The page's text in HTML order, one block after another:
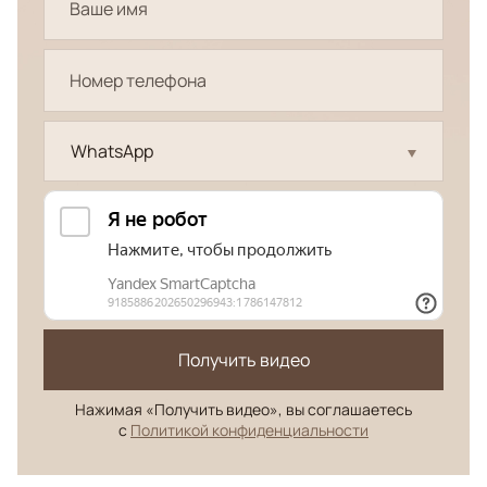
WhatsApp
Получить видео
Нажимая «Получить видео», вы соглашаетесь
с Политикой конфиденциальности